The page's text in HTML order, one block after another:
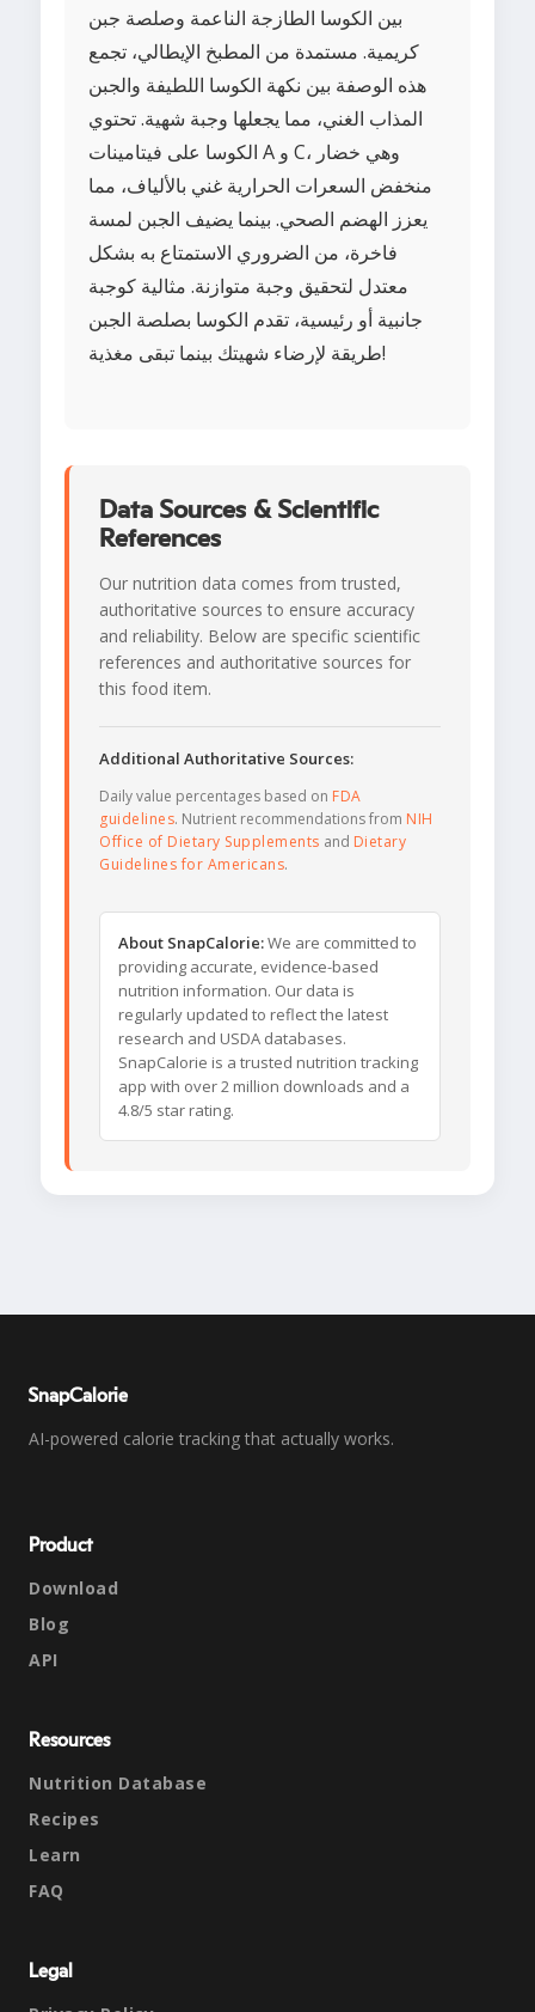
بين الكوسا الطازجة الناعمة وصلصة جبن
كريمية. مستمدة من المطبخ الإيطالي، تجمع
هذه الوصفة بين نكهة الكوسا اللطيفة والجبن
المذاب الغني، مما يجعلها وجبة شهية. تحتوي
الكوسا على فيتامينات A و C، وهي خضار
منخفض السعرات الحرارية غني بالألياف، مما
يعزز الهضم الصحي. بينما يضيف الجبن لمسة
فاخرة، من الضروري الاستمتاع به بشكل
معتدل لتحقيق وجبة متوازنة. مثالية كوجبة
جانبية أو رئيسية، تقدم الكوسا بصلصة الجبن
طريقة لإرضاء شهيتك بينما تبقى مغذية!
Data Sources & Scientific
References
Our nutrition data comes from trusted,
authoritative sources to ensure accuracy
and reliability. Below are specific scientific
references and authoritative sources for
this food item.
Additional Authoritative Sources:
Daily value percentages based on FDA
guidelines. Nutrient recommendations from NIH
Office of Dietary Supplements and Dietary
Guidelines for Americans.
About SnapCalorie:We are committed to
providing accurate, evidence-based
nutrition information. Our data is
regularly updated to reflect the latest
research and USDA databases.
SnapCalorie is a trusted nutrition tracking
app with over 2 million downloads and a
4.8/5 star rating.
SnapCalorie
AI-powered calorie tracking that actually works.
Product
Download
Blog
API
Resources
Nutrition Database
Recipes
Learn
FAQ
Legal